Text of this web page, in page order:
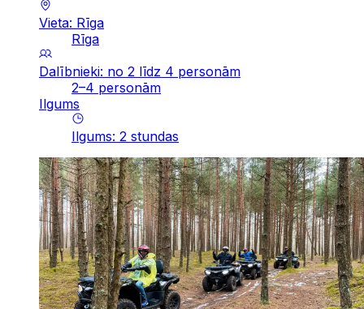
Vieta: Rīga
Rīga
Dalībnieki: no 2 līdz 4 personām
2–4 personām
Ilgums
Ilgums: 2 stundas